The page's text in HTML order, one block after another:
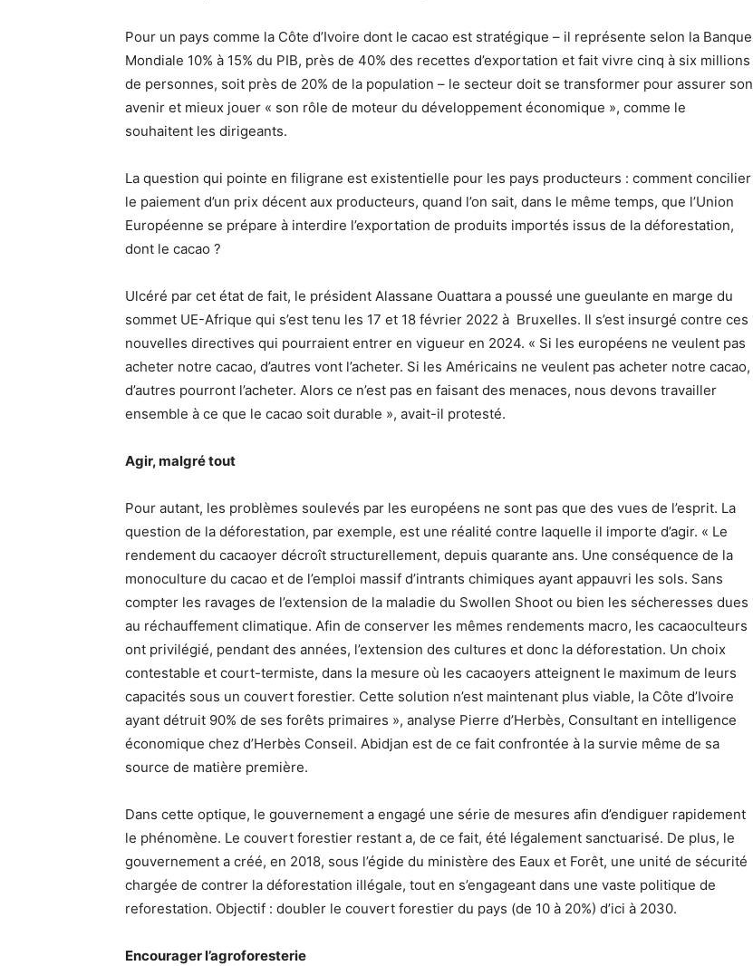
Pour un pays comme la Côte d’Ivoire dont le cacao est stratégique – il représente selon la Banque
Mondiale 10% à 15% du PIB, près de 40% des recettes d’exportation et fait vivre cinq à six millions
de personnes, soit près de 20% de la population – le secteur doit se transformer pour assurer son
avenir et mieux jouer « son rôle de moteur du développement économique », comme le
souhaitent les dirigeants.
La question qui pointe en filigrane est existentielle pour les pays producteurs : comment concilier
le paiement d’un prix décent aux producteurs, quand l’on sait, dans le même temps, que l’Union
Européenne se prépare à interdire l’exportation de produits importés issus de la déforestation,
dont le cacao ?
Ulcéré par cet état de fait, le président Alassane Ouattara a poussé une gueulante en marge du
sommet UE-Afrique qui s’est tenu les 17 et 18 février 2022 à Bruxelles. Il s’est insurgé contre ces
nouvelles directives qui pourraient entrer en vigueur en 2024. « Si les européens ne veulent pas
acheter notre cacao, d’autres vont l’acheter. Si les Américains ne veulent pas acheter notre cacao,
d’autres pourront l’acheter. Alors ce n’est pas en faisant des menaces, nous devons travailler
ensemble à ce que le cacao soit durable », avait-il protesté.
Agir, malgré tout
Pour autant, les problèmes soulevés par les européens ne sont pas que des vues de l’esprit. La
question de la déforestation, par exemple, est une réalité contre laquelle il importe d’agir. « Le
rendement du cacaoyer décroît structurellement, depuis quarante ans. Une conséquence de la
monoculture du cacao et de l’emploi massif d’intrants chimiques ayant appauvri les sols. Sans
compter les ravages de l’extension de la maladie du Swollen Shoot ou bien les sécheresses dues
au réchauffement climatique. Afin de conserver les mêmes rendements macro, les cacaoculteurs
ont privilégié, pendant des années, l’extension des cultures et donc la déforestation. Un choix
contestable et court-termiste, dans la mesure où les cacaoyers atteignent le maximum de leurs
capacités sous un couvert forestier. Cette solution n’est maintenant plus viable, la Côte d’Ivoire
ayant détruit 90% de ses forêts primaires », analyse Pierre d’Herbès, Consultant en intelligence
économique chez d’Herbès Conseil. Abidjan est de ce fait confrontée à la survie même de sa
source de matière première.
Dans cette optique, le gouvernement a engagé une série de mesures afin d’endiguer rapidement
le phénomène. Le couvert forestier restant a, de ce fait, été légalement sanctuarisé. De plus, le
gouvernement a créé, en 2018, sous l’égide du ministère des Eaux et Forêt, une unité de sécurité
chargée de contrer la déforestation illégale, tout en s’engageant dans une vaste politique de
reforestation. Objectif : doubler le couvert forestier du pays (de 10 à 20%) d’ici à 2030.
Encourager l’agroforesterie